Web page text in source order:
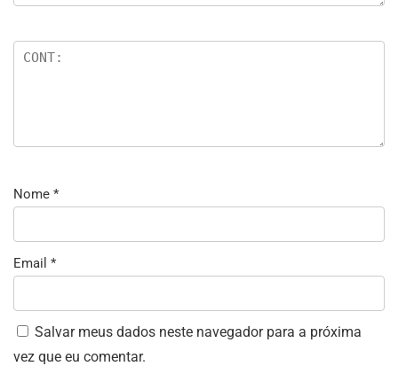
Nome *
Email *
Salvar meus dados neste navegador para a próxima
vez que eu comentar.